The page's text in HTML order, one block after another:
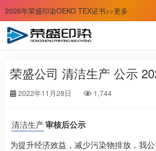
2026年荣盛印染OEKO TEX证书>>更多
荣盛公司 清洁生产 公示
2022年11月28日 1,744
清洁生产审核后公示
为提升经济效益，减少污染物排放，我